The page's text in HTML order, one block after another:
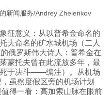
新闻服务/Andrey Zhelenkov
征意义：从以普希金命名的
夫命名的矿水城机场（二人
俄罗斯伟大诗人：普希金在
蒙托夫曾在此流放多年，最
于决斗——编注）。从机场
虽然度假区旁的机场计划
得一看：高加索山脉在眼前